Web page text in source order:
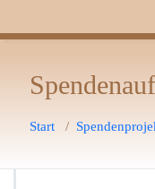
Start /